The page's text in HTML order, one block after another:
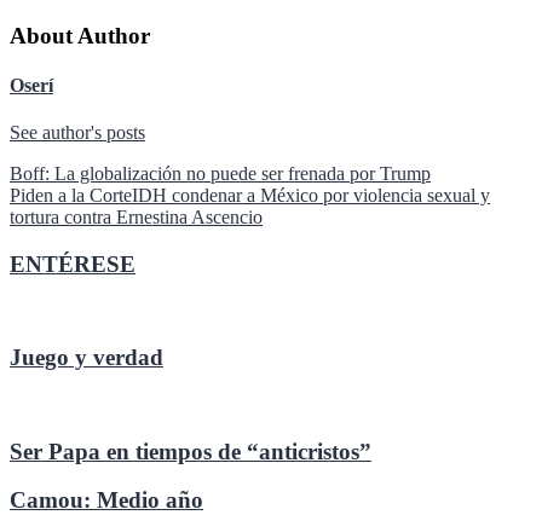
About Author
Oserí
See author's posts
Navegación
de
Boff: La globalización no puede ser frenada por Trump
Piden a la CorteIDH condenar a México por violencia sexual y
tortura contra Ernestina Ascencio
ENTÉRESE
Juego y verdad
Ser Papa en tiempos de “anticristos”
Camou: Medio año